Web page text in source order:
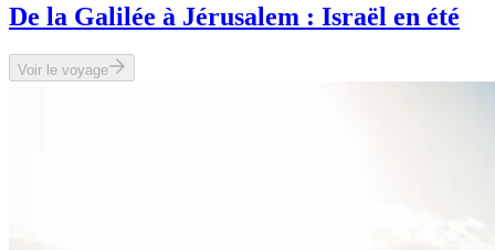
De la Galilée à Jérusalem : Israël en été
Voir le voyage